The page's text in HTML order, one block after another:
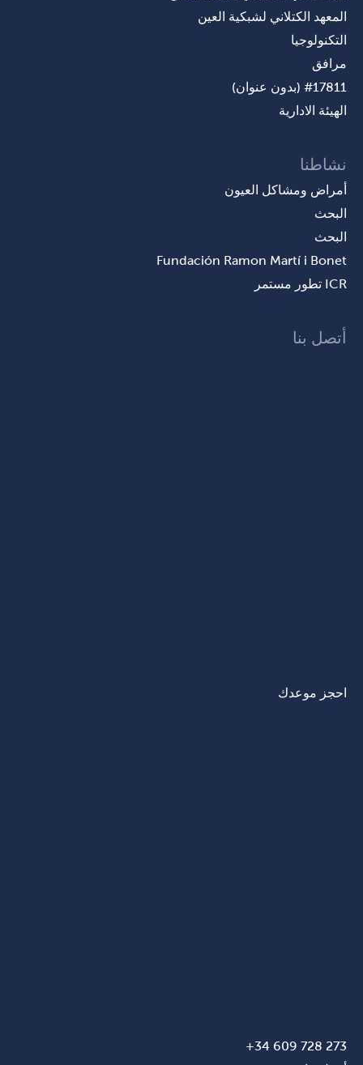
المعهد الكتلاني لشبكية العين
التكنولوجيا
مرافق
#17811 (بدون عنوان)
الهيئة الادارية
نشاطنا
أمراض ومشاكل العيون
البحث
البحث
Fundación Ramon Martí i Bonet
ICR تطور مستمر
أتصل بنا
احجز موعدك
273 728 609 34+